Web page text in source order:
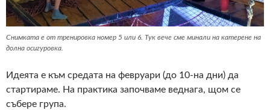
Снимката е от тренировка номер 5 или 6. Тук вече сме минали на катерене на
долна осигуровка.
Идеята е към средата на февруари (до 10-на дни) да
стартираме. На практика започваме веднага, щом се
събере група.